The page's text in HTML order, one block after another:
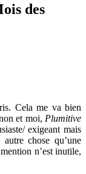
des
Cela me va bien
et moi, Plumitive
exigeant mais
chose qu’une
n’est inutile,